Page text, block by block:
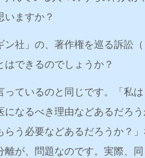
いますか？
」の、著作権を巡る訴訟（
できるのでしょうか？
ているのと同じです。「私
なるべき理由などあるだろ
う必要などあるだろうか？
が、問題なのです。実際、